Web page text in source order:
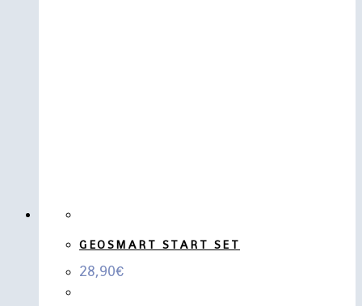
GEOSMART START SET
28,90€